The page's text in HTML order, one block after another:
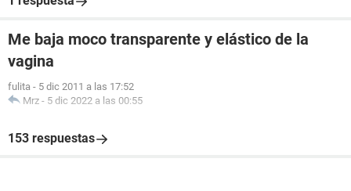
Me baja moco transparente y elástico de la
vagina
fulita - 5 dic 2011 a las 17:52
Mrz - 5 dic 2022 a las 00:55
153 respuestas